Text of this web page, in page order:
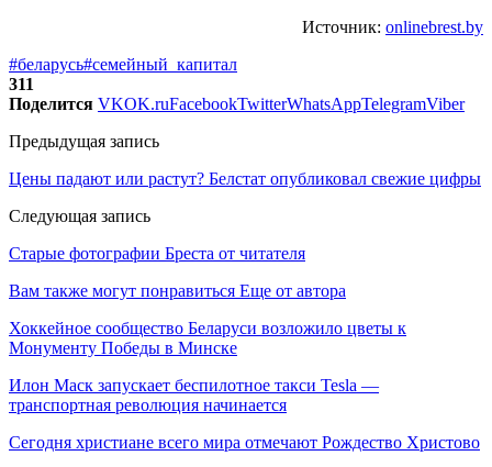
Источник: onlinebrest.by
#беларусь#семейный_капитал
311
Поделится VKOK.ruFacebookTwitterWhatsAppTelegramViber
Предыдущая запись
Цены падают или растут? Белстат опубликовал свежие цифры
Следующая запись
Старые фотографии Бреста от читателя
Вам также могут понравиться Еще от автора
Хоккейное сообщество Беларуси возложило цветы к
Монументу Победы в Минске
Илон Маск запускает беспилотное такси Tesla —
транспортная революция начинается
Сегодня христиане всего мира отмечают Рождество Христово